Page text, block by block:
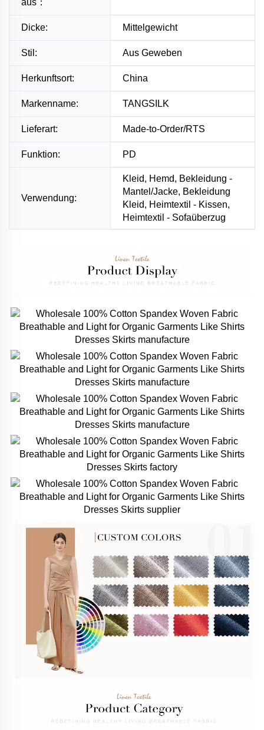
Dicke: Mittelgewicht
Stil: Aus Geweben
Herkunftsort: China
Markenname: TANGSILK
Lieferart: Made-to-Order/RTS
Funktion: PD
Verwendung:
Kleid, Hemd, Bekleidung -
Mantel/Jacke, Bekleidung
Kleid, Heimtextil - Kissen,
Heimtextil - Sofaüberzug